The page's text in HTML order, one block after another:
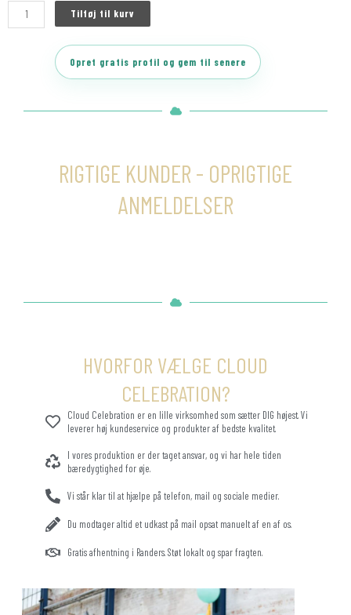
Tilføj til kurv
Opret gratis profil og gem til senere
RIGTIGE KUNDER - OPRIGTIGE
ANMELDELSER
HVORFOR VÆLGE CLOUD
CELEBRATION?
Cloud Celebration er en lille virksomhed som sætter DIG højest. Vi
leverer høj kundeservice og produkter af bedste kvalitet.
I vores produktion er der taget ansvar, og vi har hele tiden
bæredygtighed for øje.
Vi står klar til at hjælpe på telefon, mail og sociale medier.
Du modtager altid et udkast på mail opsat manuelt af en af os.
Gratis afhentning i Randers. Støt lokalt og spar fragten.